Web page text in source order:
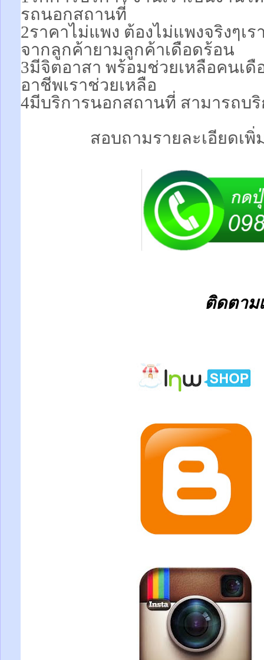
รถนอกสถานที่
2ราคาไม่แพง ต้องไม่แพงจริงๆเ
จากลูกค้ายามลูกค้าเดือดร้อน
3มีจิตอาสา พร้อมช่วยเหลือคนเ
อาชีพเราช่วยเหลือ
4มีบริการนอกสถานที่ สามารถบ
สอบถามรายละเอียดเพิ่
ติดตาม